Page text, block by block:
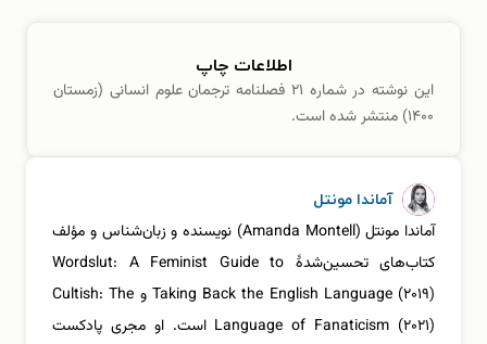
اطلاعات چاپ
این نوشته در شماره ۲۱ فصلنامه ترجمان علوم انسانی (زمستان
۱۴۰۰) منتشر شده است.
آماندا مونتل
آماندا مونتل (Amanda Montell) نویسنده و زبان‌شناس و مؤلف
کتاب‌های تحسین‌شدۀ Wordslut: A Feminist Guide to
Taking Back the English Language (۲۰۱۹) و Cultish: The
Language of Fanaticism (۲۰۲۱) است. او مجری پادکست